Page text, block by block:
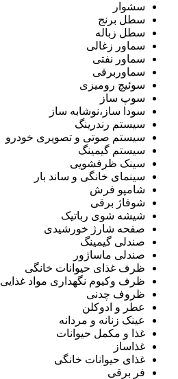
سشوار
سطل برنج
سطل زباله
سماور زغالی
سماور نفتی
سماوربرقی
سوئیچ رومیزی
سوپ ساز
سودا ساز،نوشابه ساز
سیستم رندرینگ
سیستم صوتی و تصویری خودرو
سیستم گیمینگ
سینک ظرفشویی
سینمای خانگی و ساند بار
شامپو فرش
شوفاژ برقی
شیشه شوی رباتیک
صفحه شارژ خورشیدی
صندلی گیمینگ
صندلی ماساژور
ظرف غذای حیوانات خانگی
ظرف وکیوم نگهداری مواد غذایی
ظروف چدنی
عطر و ادوکلن
عینک زنانه و مردانه
غذا و مکمل حیوانات
غذاساز
غذای حیوانات خانگی
فر برقی